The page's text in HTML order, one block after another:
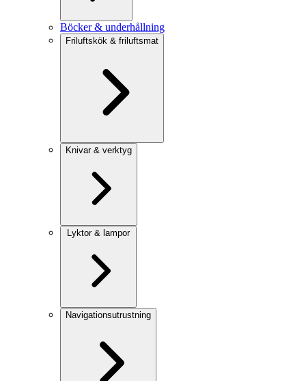
Böcker & underhållning
Friluftskök & friluftsmat
Knivar & verktyg
Lyktor & lampor
Navigationsutrustning